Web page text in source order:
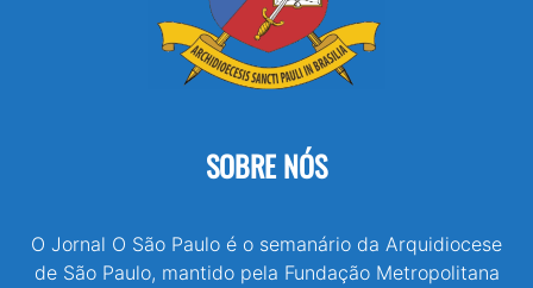
SOBRE NÓS
O Jornal O São Paulo é o semanário da Arquidiocese
de São Paulo, mantido pela Fundação Metropolitana